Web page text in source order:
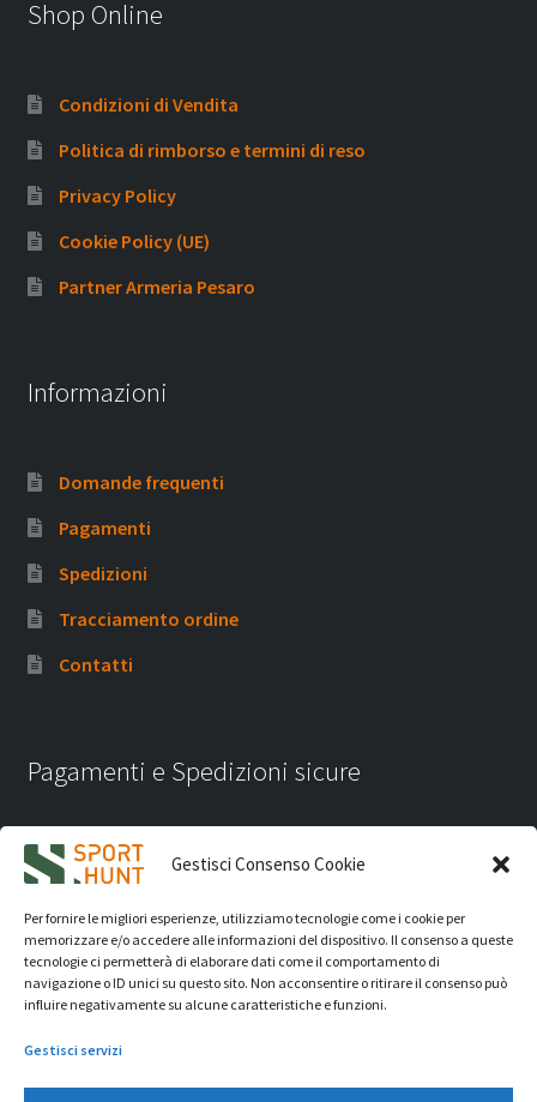
Gestisci Consenso Cookie
Per fornire le migliori esperienze, utilizziamo tecnologie come i cookie per
memorizzare e/o accedere alle informazioni del dispositivo. Il consenso a queste
tecnologie ci permetterà di elaborare dati come il comportamento di
navigazione o ID unici su questo sito. Non acconsentire o ritirare il consenso può
influire negativamente su alcune caratteristiche e funzioni.
Gestisci servizi
Shop Online
Condizioni di Vendita
Politica di rimborso e termini di reso
Privacy Policy
Cookie Policy (UE)
Partner Armeria Pesaro
Informazioni
Domande frequenti
Pagamenti
Spedizioni
Tracciamento ordine
Contatti
Pagamenti e Spedizioni sicure